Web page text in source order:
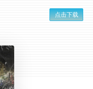
点击下载